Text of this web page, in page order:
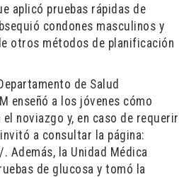
aplicó pruebas rápidas de
condones masculinos y
otros métodos de planificación
de Salud
enseñó a los jóvenes cómo
noviazgo y, en caso de requerir
a consultar la página:
Además, la Unidad Médica
de glucosa y tomó la